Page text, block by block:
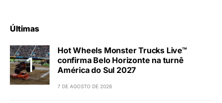
Últimas
Hot Wheels Monster Trucks Live™
confirma Belo Horizonte na turnê
América do Sul 2027
7 DE AGOSTO DE 2026